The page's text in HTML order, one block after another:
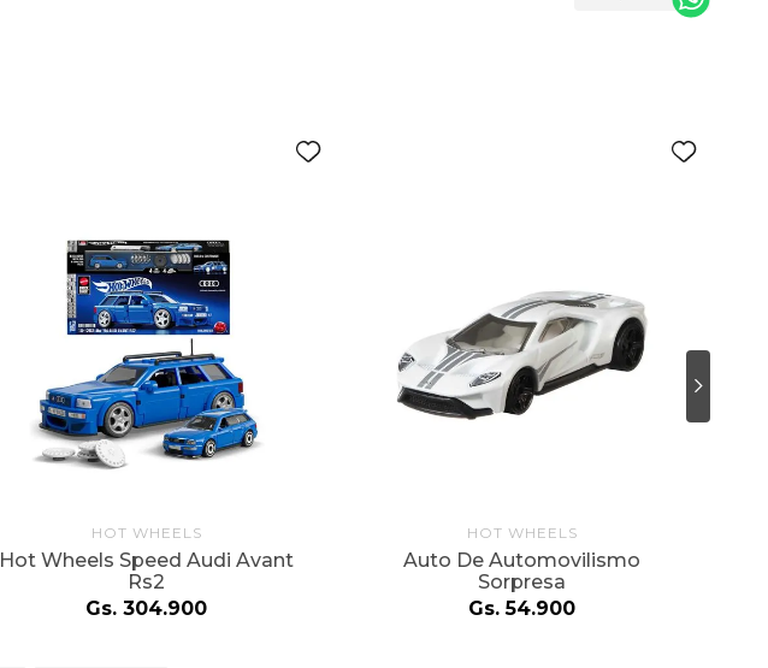
HOT WHEELS
Hot Wheels Speed Audi Avant
Rs2
Gs. 304.900
HOT WHEELS
Auto De Automovilismo
Sorpresa
Gs. 54.900